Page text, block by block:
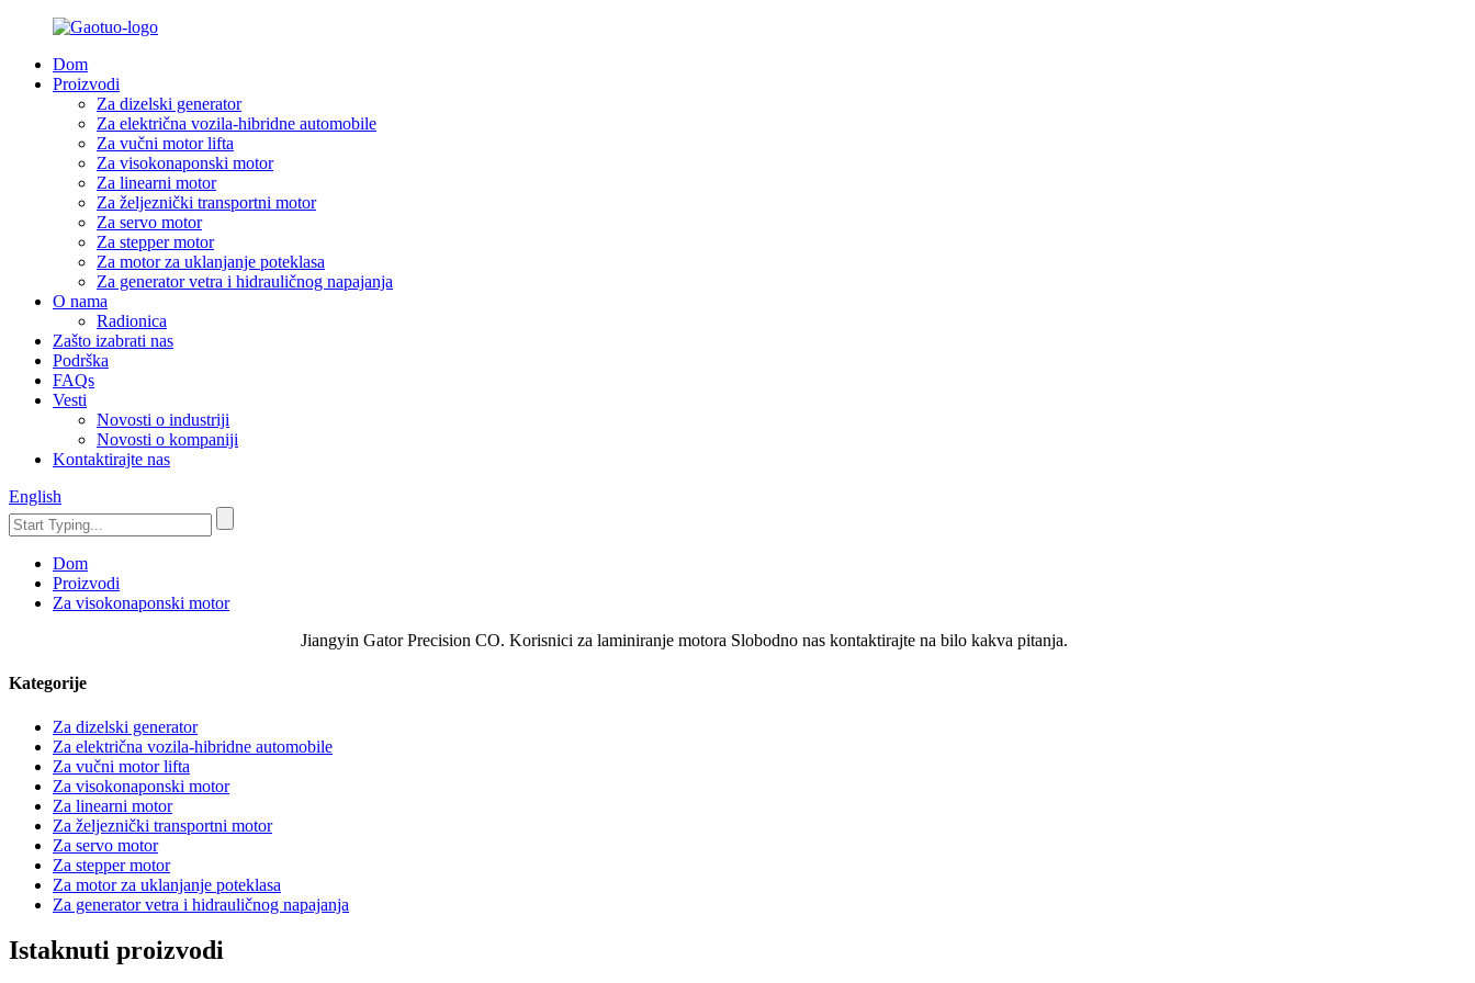
Dom
Proizvodi
Za dizelski generator
Za električna vozila-hibridne automobile
Za vučni motor lifta
Za visokonaponski motor
Za linearni motor
Za željeznički transportni motor
Za servo motor
Za stepper motor
Za motor za uklanjanje poteklasa
Za generator vetra i hidrauličnog napajanja
O nama
Radionica
Zašto izabrati nas
Podrška
FAQs
Vesti
Novosti o industriji
Novosti o kompaniji
Kontaktirajte nas
English
Dom
Proizvodi
Za visokonaponski motor
Jiangyin Gator Precision CO. Korisnici za laminiranje motora Slobodno nas kontaktirajte na bilo kakva pitanja.
Kategorije
Za dizelski generator
Za električna vozila-hibridne automobile
Za vučni motor lifta
Za visokonaponski motor
Za linearni motor
Za željeznički transportni motor
Za servo motor
Za stepper motor
Za motor za uklanjanje poteklasa
Za generator vetra i hidrauličnog napajanja
Istaknuti proizvodi